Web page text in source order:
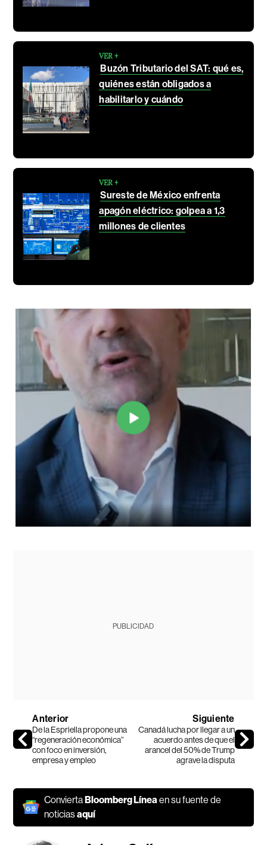
VER +
Buzón Tributario del SAT: qué es,
quiénes están obligados a
habilitarlo y cuándo
VER +
Sureste de México enfrenta
apagón eléctrico: golpea a 1,3
millones de clientes
PUBLICIDAD
Anterior
De la Espriella propone una
“regeneración económica”
con foco en inversión,
empresa y empleo
Siguiente
Canadá lucha por llegar a un
acuerdo antes de que el
arancel del 50% de Trump
agrave la disputa
ConviertaBloomberg Línea en su fuente de
noticiasaquí